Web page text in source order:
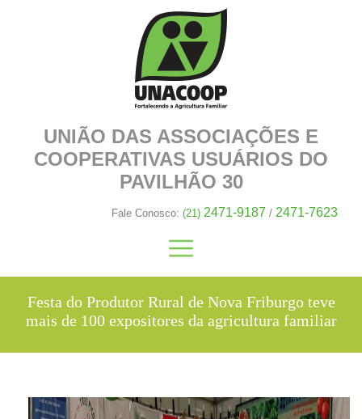
UNIÃO DAS ASSOCIAÇÕES E
COOPERATIVAS USUÁRIOS DO
PAVILHÃO 30
Fale Conosco: (21) 2471-9187 / 2471-7623
Festa do Produtor Rural de Nova Friburgo teve
mais de 100 expositores da agricultura familiar